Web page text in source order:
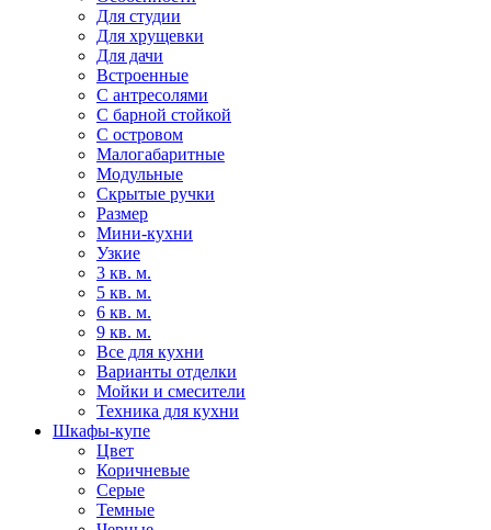
Для студии
Для хрущевки
Для дачи
Встроенные
С антресолями
С барной стойкой
С островом
Малогабаритные
Модульные
Скрытые ручки
Размер
Мини-кухни
Узкие
3 кв. м.
5 кв. м.
6 кв. м.
9 кв. м.
Все для кухни
Варианты отделки
Мойки и смесители
Техника для кухни
Шкафы-купе
Цвет
Коричневые
Серые
Темные